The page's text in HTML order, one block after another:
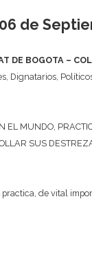
de
DE BOGOTA –
Dignatarios,
MUNDO,
SUS
de vital